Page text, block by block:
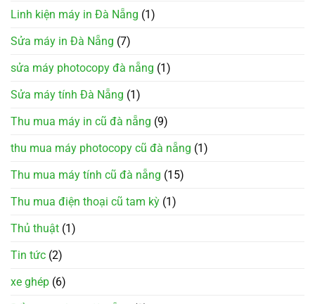
Linh kiện máy in Đà Nẵng (1)
Sửa máy in Đà Nẵng (7)
sửa máy photocopy đà nẵng (1)
Sửa máy tính Đà Nẵng (1)
Thu mua máy in cũ đà nẵng (9)
thu mua máy photocopy cũ đà nẵng (1)
Thu mua máy tính cũ đà nẵng (15)
Thu mua điện thoại cũ tam kỳ (1)
Thủ thuật (1)
Tin tức (2)
xe ghép (6)